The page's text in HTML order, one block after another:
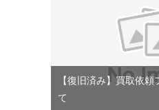
【復旧済み】買取依
て